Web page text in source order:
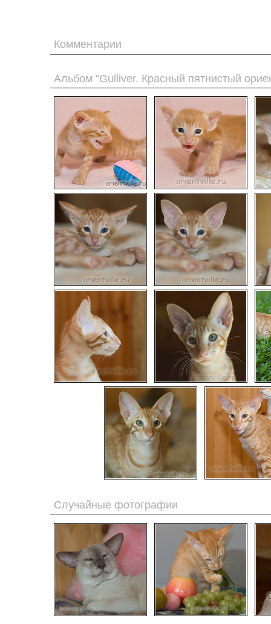
Комментарии
Альбом "Gulliver. Красный пятнистый
Случайные фотографии